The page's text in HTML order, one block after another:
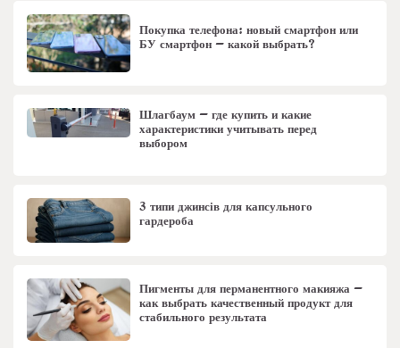
Покупка телефона: новый смартфон или
БУ смартфон – какой выбрать?
Шлагбаум – где купить и какие
характеристики учитывать перед
выбором
3 типи джинсів для капсульного
гардероба
Пигменты для перманентного макияжа –
как выбрать качественный продукт для
стабильного результата